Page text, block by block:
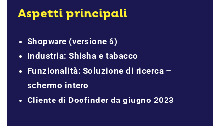
Aspetti principali
Shopware (versione 6)
Industria: Shisha e tabacco
Funzionalità: Soluzione di ricerca –
schermo intero
Cliente di Doofinder da giugno 2023